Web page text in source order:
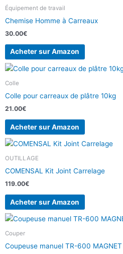
Équipement de travail
Chemise Homme à Carreaux
30.00€
Acheter sur Amazon
Colle
Colle pour carreaux de plâtre 10kg
21.00€
Acheter sur Amazon
OUTILLAGE
COMENSAL Kit Joint Carrelage
119.00€
Acheter sur Amazon
Couper
Coupeuse manuel TR-600 MAGNET